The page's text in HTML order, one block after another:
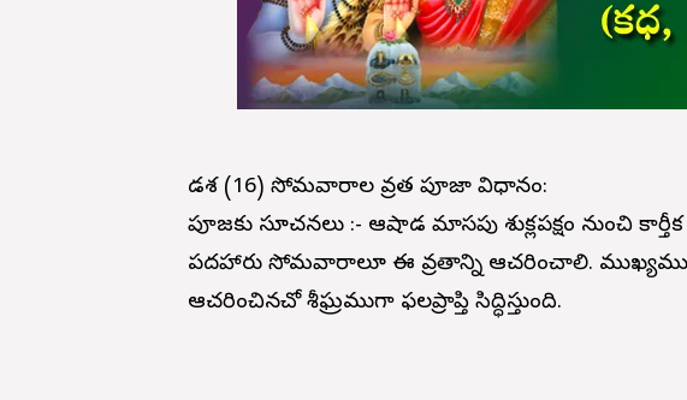
షోడశ (16) సోమవారాల వ్రత పూజా విధానం:
పూజకు సూచనలు :- ఆషాడ మాసపు శుక్లపక్షం నుంచి
పదహారు సోమవారాలూ ఈ వ్రతాన్ని ఆచరించాలి. ముఖ్యముగా
ఆచరించినచో శీఘ్రముగా ఫలప్రాప్తి సిద్ధిస్తుంది.